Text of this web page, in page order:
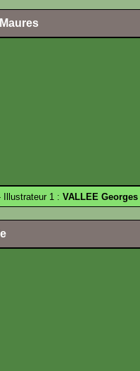
Illustrateur 1 : VALLEE Georges